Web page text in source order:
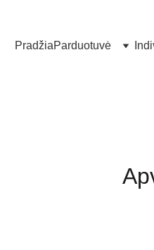
PradžiaParduotuvė